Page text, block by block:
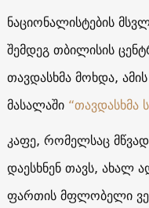
ნაციონალისტების
შემდეგ თბილისის
თავდასხმა მოხდა,
მასალაში “თავდასხმა
კაფე, რომელსაც
დაესხნენ თავს, ახალ
ფართის მფლობელი